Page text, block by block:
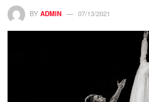
BY ADMIN 07/13/2021